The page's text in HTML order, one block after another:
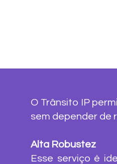
O Trânsito IP
sem depender de
Alta Robustez
Esse serviço é